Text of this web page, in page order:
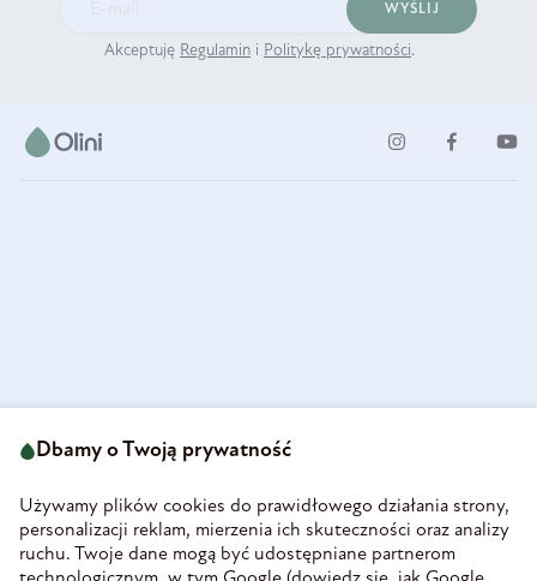
WYŚLIJ
Akceptuję Regulamin i Politykę prywatności.
58-160 Świebodzice
REGON 890213034
INFORMACJE
Dbamy o Twoją prywatność
Używamy plików cookies do prawidłowego działania strony,
personalizacji reklam, mierzenia ich skuteczności oraz analizy
ruchu. Twoje dane mogą być udostępniane partnerom